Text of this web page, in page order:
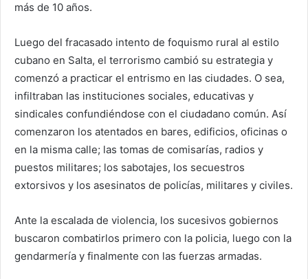
más de 10 años.
Luego del fracasado intento de foquismo rural al estilo
cubano en Salta, el terrorismo cambió su estrategia y
comenzó a practicar el entrismo en las ciudades. O sea,
infiltraban las instituciones sociales, educativas y
sindicales confundiéndose con el ciudadano común. Así
comenzaron los atentados en bares, edificios, oficinas o
en la misma calle; las tomas de comisarías, radios y
puestos militares; los sabotajes, los secuestros
extorsivos y los asesinatos de policías, militares y civiles.
Ante la escalada de violencia, los sucesivos gobiernos
buscaron combatirlos primero con la policia, luego con la
gendarmería y finalmente con las fuerzas armadas.